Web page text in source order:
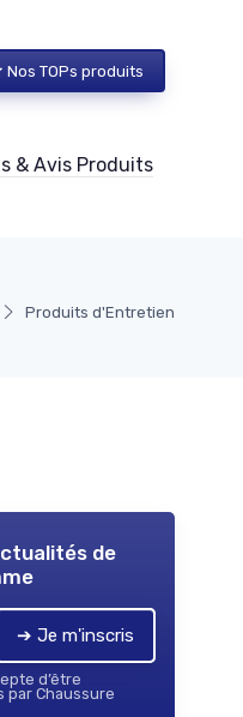
Nos TOPs produits
& Avis Produits
Produits d'Entretien
de
➔ Je m'inscris
d’être
par Chaussure